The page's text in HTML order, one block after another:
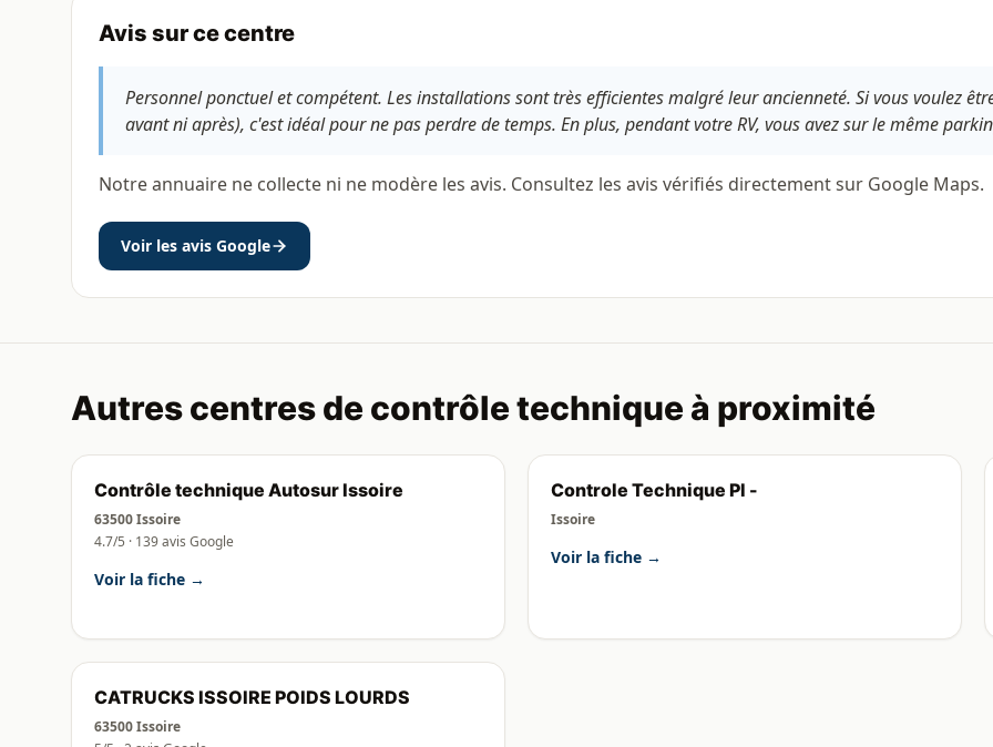
Avis sur ce centre
Personnel ponctuel et compétent. Les installations sont très efficientes malgré leur ancienneté. Si vous voulez
avant ni après), c'est idéal pour ne pas perdre de temps. En plus, pendant votre RV, vous avez sur le même
Notre annuaire ne collecte ni ne modère les avis. Consultez les avis vérifiés directement sur Google Maps.
Voir les avis Google
Autres centres de contrôle technique à proximité
Contrôle technique Autosur Issoire
63500 Issoire
4.7/5 · 139 avis Google
Voir la fiche →
Controle Technique Pl -
Issoire
Voir la fiche →
CATRUCKS ISSOIRE POIDS LOURDS
63500 Issoire